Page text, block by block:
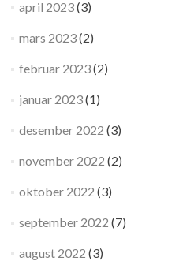
april 2023(3)
mars 2023(2)
februar 2023(2)
januar 2023(1)
desember 2022 (3)
november 2022 (2)
oktober 2022 (3)
september 2022 (7)
august 2022 (3)